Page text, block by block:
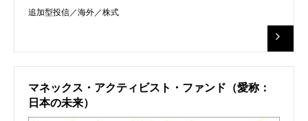
追加型投信／海外／株式
マネックス・アクティビスト・ファンド（愛称：
日本の未来）